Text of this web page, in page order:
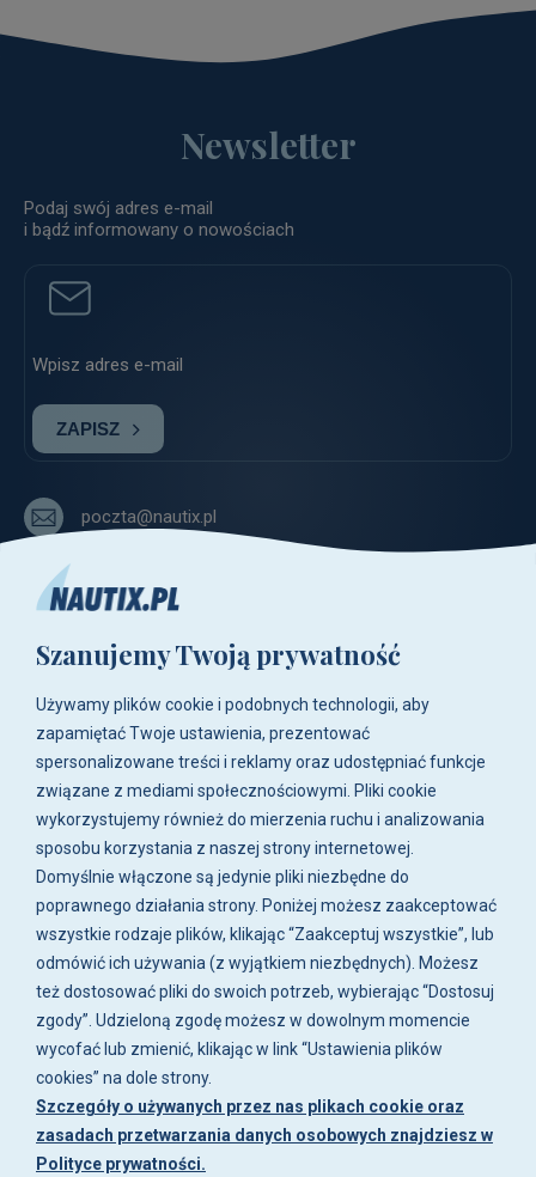
Newsletter
Podaj swój adres e-mail
i bądź informowany o nowościach
ZAPISZ
poczta@nautix.pl
+48 783-788-216
ul. Zwoleńska 23,
04-761 Warszawa
Biuro i sklep są czynne:
pn-pt w godz. 8:00 - 16:00.
O firmie
Zakupy
Moje konto
Artykuły i galeria
Szanujemy Twoją prywatność
Używamy plików cookie i podobnych technologii, aby
zapamiętać Twoje ustawienia, prezentować
spersonalizowane treści i reklamy oraz udostępniać funkcje
związane z mediami społecznościowymi. Pliki cookie
wykorzystujemy również do mierzenia ruchu i analizowania
sposobu korzystania z naszej strony internetowej.
Domyślnie włączone są jedynie pliki niezbędne do
poprawnego działania strony. Poniżej możesz zaakceptować
wszystkie rodzaje plików, klikając “Zaakceptuj wszystkie”, lub
odmówić ich używania (z wyjątkiem niezbędnych). Możesz
też dostosować pliki do swoich potrzeb, wybierając “Dostosuj
zgody”. Udzieloną zgodę możesz w dowolnym momencie
wycofać lub zmienić, klikając w link “Ustawienia plików
cookies” na dole strony.
Szczegóły o używanych przez nas plikach cookie oraz
zasadach przetwarzania danych osobowych znajdziesz w
Polityce prywatności.